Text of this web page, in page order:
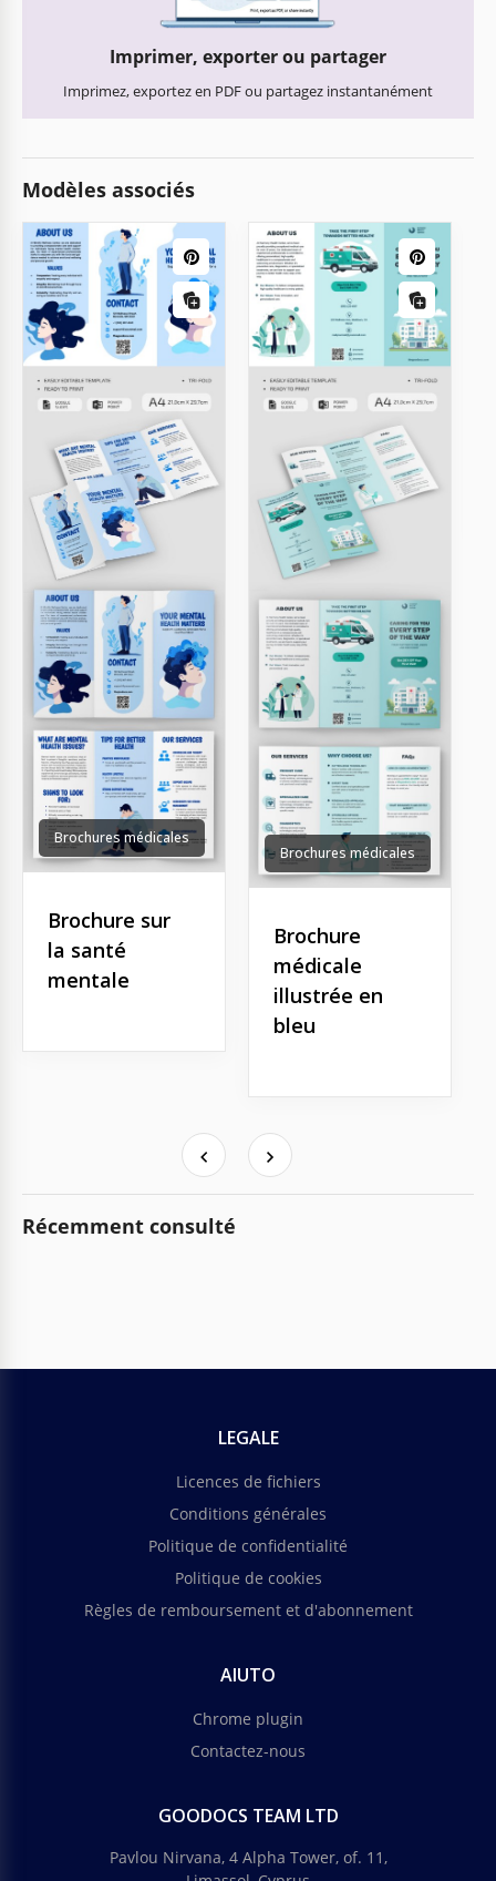
Imprimer, exporter ou partager
Imprimez, exportez en PDF ou partagez instantanément
Modèles associés
Brochures médicales
Brochure sur
la santé
mentale
Brochures médicales
Brochure
médicale
illustrée en
bleu
Récemment consulté
LEGALE
Licences de fichiers
Conditions générales
Politique de confidentialité
Politique de cookies
Règles de remboursement et d'abonnement
AIUTO
Chrome plugin
Contactez-nous
GOODOCS TEAM LTD
Pavlou Nirvana, 4 Alpha Tower, of. 11,